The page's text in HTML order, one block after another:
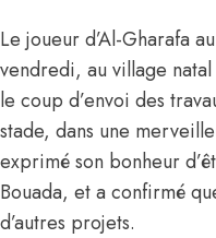
Le joueur d’Al-Gharafa
vendredi, au village
le coup d’envoi des
stade, dans une
exprimé son bonheur
Bouada, et a confirmé
d’autres projets.